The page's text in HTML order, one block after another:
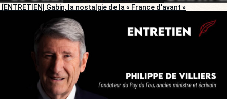
[ENTRETIEN] Gabin, la nostalgie de la « France d’avant »